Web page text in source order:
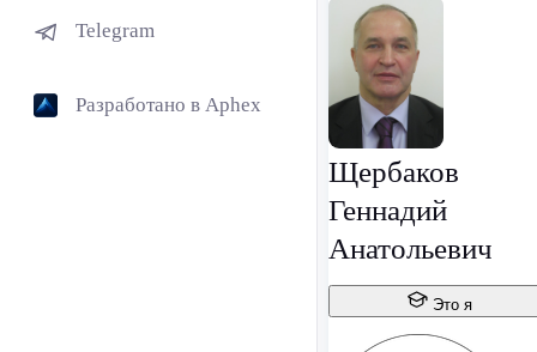
Telegram
Разработано в Aphex
Щербаков
Геннадий
Анатольевич
Это я